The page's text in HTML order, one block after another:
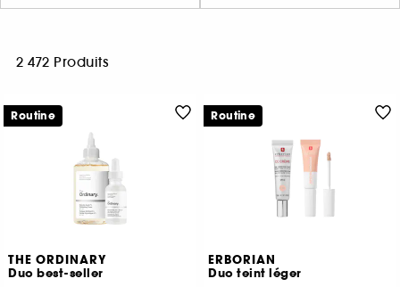
2 472 Produits
THE ORDINARY
Duo best-seller
Routine
ERBORIAN
Duo teint léger
Routine